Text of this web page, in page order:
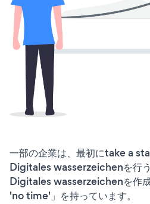
一部の企業は、最初にtake a
Digitales wasserzeichenを行
Digitales wasserzeichenを作
'no time'」を持っています。